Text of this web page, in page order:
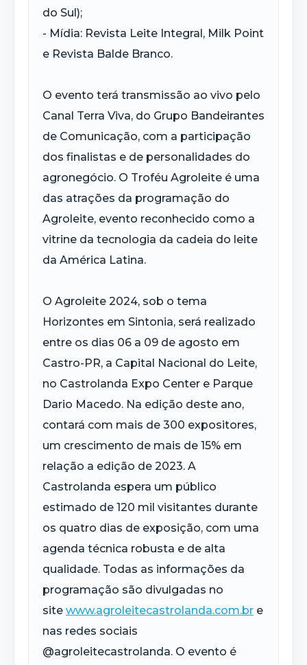
do Sul);
- Mídia: Revista Leite Integral, Milk Point
e Revista Balde Branco.
O evento terá transmissão ao vivo pelo
Canal Terra Viva, do Grupo Bandeirantes
de Comunicação, com a participação
dos finalistas e de personalidades do
agronegócio. O Troféu Agroleite é uma
das atrações da programação do
Agroleite, evento reconhecido como a
vitrine da tecnologia da cadeia do leite
da América Latina.
O Agroleite 2024, sob o tema
Horizontes em Sintonia, será realizado
entre os dias 06 a 09 de agosto em
Castro-PR, a Capital Nacional do Leite,
no Castrolanda Expo Center e Parque
Dario Macedo. Na edição deste ano,
contará com mais de 300 expositores,
um crescimento de mais de 15% em
relação a edição de 2023. A
Castrolanda espera um público
estimado de 120 mil visitantes durante
os quatro dias de exposição, com uma
agenda técnica robusta e de alta
qualidade. Todas as informações da
programação são divulgadas no
site www.agroleitecastrolanda.com.br e
nas redes sociais
@agroleitecastrolanda. O evento é